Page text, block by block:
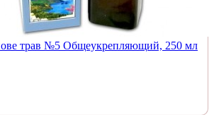
трав №5 Общеукрепляющий, 250 мл